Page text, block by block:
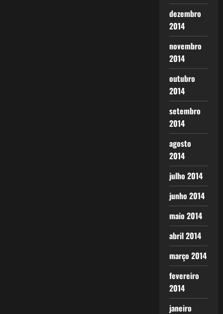
dezembro
2014
novembro
2014
outubro
2014
setembro
2014
agosto
2014
julho 2014
junho 2014
maio 2014
abril 2014
março 2014
fevereiro
2014
janeiro